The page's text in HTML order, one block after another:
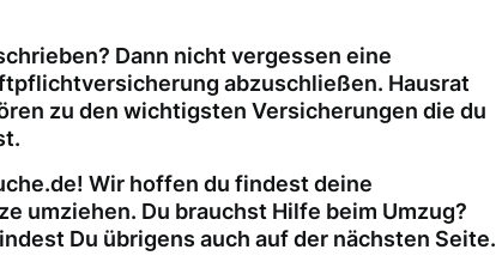
Dann nicht vergessen eine
abzuschließen. Hausrat
zu den wichtigsten Versicherungen die du
Wir hoffen du findest deine
umziehen. Du brauchst Hilfe beim Umzug?
Du übrigens auch auf der nächsten Seite.